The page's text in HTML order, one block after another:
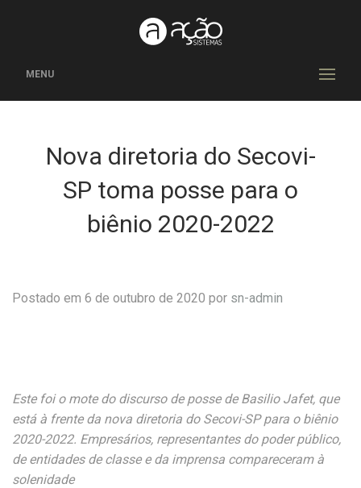
MENU
Nova diretoria do Secovi-
SP toma posse para o
biênio 2020-2022
Postado em 6 de outubro de 2020 por sn-admin
Este foi o mote do discurso de posse de Basilio Jafet, que
está à frente da nova diretoria do Secovi-SP para o biênio
2020-2022. Empresários, representantes do poder público,
de entidades de classe e da imprensa compareceram à
solenidade